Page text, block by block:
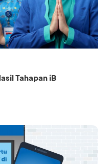
Tahapan iB